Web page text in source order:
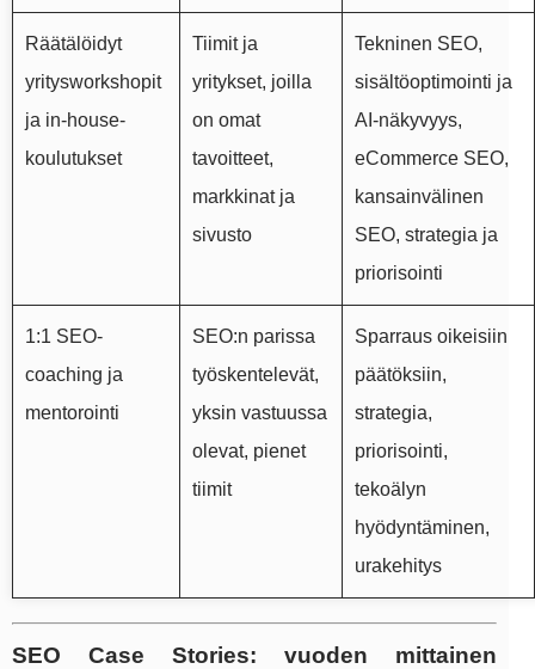
Räätälöidyt
yritysworkshopit
ja in-house-
koulutukset
Tiimit ja
yritykset, joilla
on omat
tavoitteet,
markkinat ja
sivusto
Tekninen SEO,
sisältöoptimointi ja
AI-näkyvyys,
eCommerce SEO,
kansainvälinen
SEO, strategia ja
priorisointi
1:1 SEO-
coaching ja
mentorointi
SEO:n parissa
työskentelevät,
yksin vastuussa
olevat, pienet
tiimit
Sparraus oikeisiin
päätöksiin,
strategia,
priorisointi,
tekoälyn
hyödyntäminen,
urakehitys
SEO Case Stories: vuoden mittainen